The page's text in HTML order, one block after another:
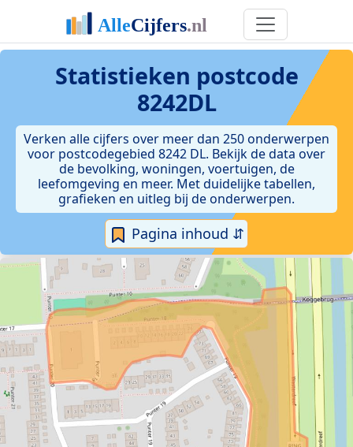
Statistieken postcode
8242DL
Verken alle cijfers over meer dan 250 onderwerpen
voor postcodegebied 8242 DL. Bekijk de data over
de bevolking, woningen, voertuigen, de
leefomgeving en meer. Met duidelijke tabellen,
grafieken en uitleg bij de onderwerpen.
Pagina inhoud ⇵